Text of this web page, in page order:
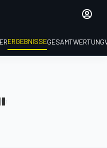
ERGEBNISSEGESAMTWERTUNG